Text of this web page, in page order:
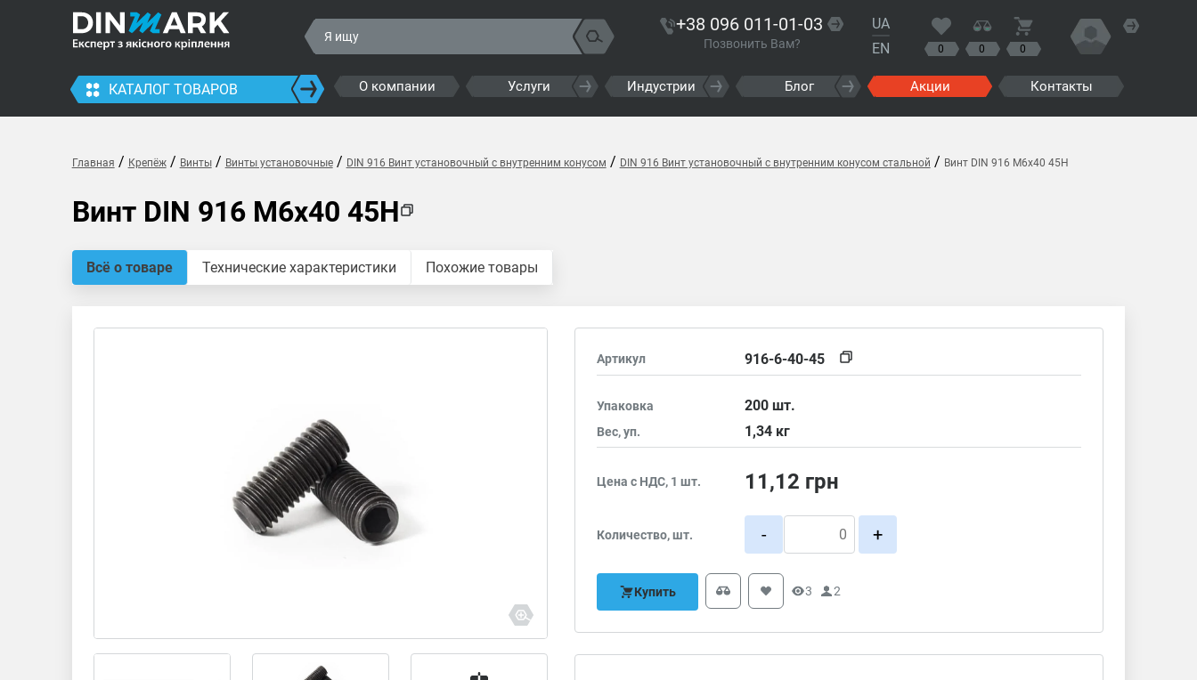
+38 096 011-01-03
Позвонить Вам?
UA
EN
0 0 0
КАТАЛОГ ТОВАРОВ О компании Услуги Индустрии Блог Акции Контакты
Главная / Крепёж/ Винты/ Винты установочные/ DIN 916 Винт установочный с внутренним конусом / DIN 916 Винт установочный с внутренним конусом стальной / Винт DIN 916 M6x40 45H
Винт DIN 916 M6x40 45H
Всё о товаре Технические характеристики Похожие товары
Артикул 916-6-40-45
Упаковка 200шт.
Вес, уп. 1,34 кг
Цена с НДС, 1 шт. 11,12 грн
Количество, шт. - +
Купить 3 2